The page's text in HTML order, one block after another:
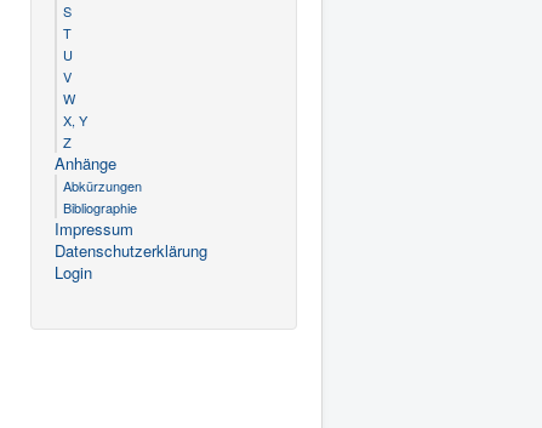
S
T
U
V
W
X, Y
Z
Anhänge
Abkürzungen
Bibliographie
Impressum
Datenschutzerklärung
Login